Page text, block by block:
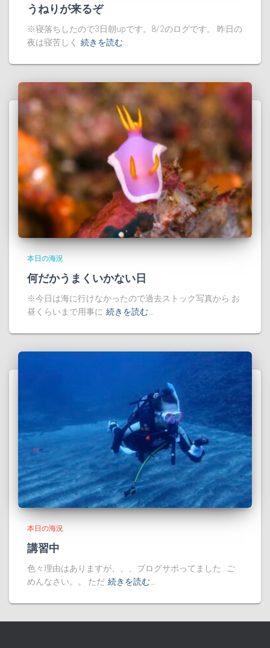
うねりが来るぞ
※寝落ちしたので3日朝upです。8/2のログです。 昨日の
夜は寝苦しく
続きを読む…
本日の海況
何だかうまくいかない日
※今日は海に行けなかったので過去ストック写真から お
昼くらいまで用事に 続きを読む…
本日の海況
講習中
色々理由はありますが、、、ブログサボってました…ご
めんなさい。。 ただ 続きを読む…